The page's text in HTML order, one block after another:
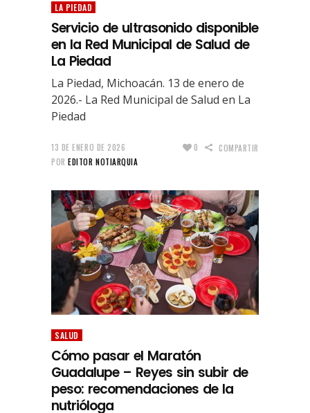
LA PIEDAD
Servicio de ultrasonido disponible
en la Red Municipal de Salud de
La Piedad
La Piedad, Michoacán. 13 de enero de
2026.- La Red Municipal de Salud en La
Piedad
13 DE ENERO DE 2026
POR EDITOR NOTIARQUIA
0 COMPARTIR
SALUD
Cómo pasar el Maratón
Guadalupe – Reyes sin subir de
peso: recomendaciones de la
nutrióloga